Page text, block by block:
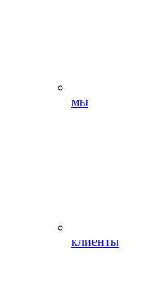
мы
клиенты